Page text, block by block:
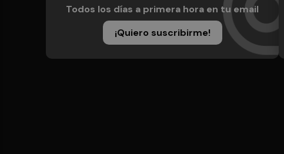
Todos los días a primera hora en tu email
¡Quiero suscribirme!